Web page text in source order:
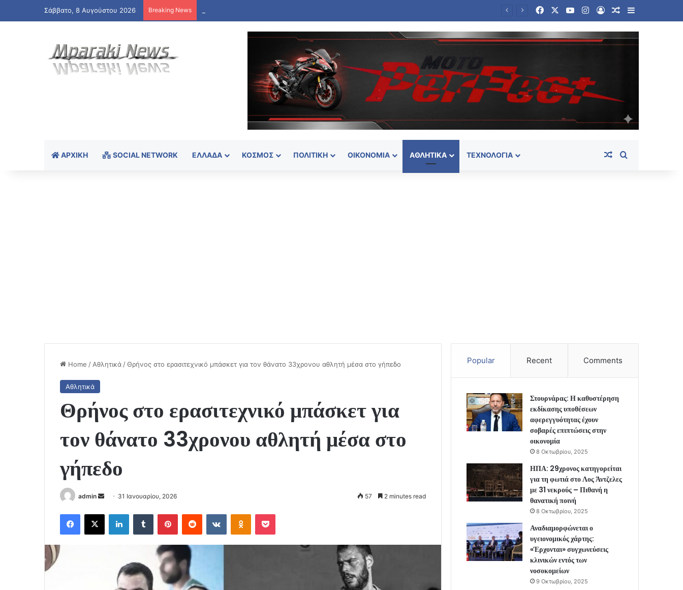
Σάββατο, 8 Αυγούστου 2026 Breaking News FacebookYouTubeInstagram
Log InRandom Article
Sidebar
ΑΡΧΙΚΉ SOCIAL NETWORK ΕΛΛΆΔΑ ΚΌΣΜΟΣ ΠΟΛΙΤΙΚΉ ΟΙΚΟΝΟΜΊΑ ΑΘΛΗΤΙΚΆ ΤΕΧΝΟΛΟΓΊΑ Random Article
Home / Αθλητικά /Θρήνος στο ερασιτεχνικό μπάσκετ για τον θάνατο 33χρονου αθλητή μέσα στο γήπεδο
Αθλητικά
Θρήνος στο ερασιτεχνικό μπάσκετ για
τον θάνατο 33χρονου αθλητή μέσα στο
γήπεδο
admin
Send
email
31 Ιανουαρίου, 2026 57 2 minutes read
Facebook
X LinkedInTumblr PinterestReddit VKontakteOdnoklassniki
Pocket
Popular Recent Comments
Στουρνάρας: Η καθυστέρηση
εκδίκασης υποθέσεων
αφερεγγυότητας έχουν
σοβαρές επιπτώσεις στην
οικονομία
8 Οκτωβρίου, 2025
ΗΠΑ: 29χρονος κατηγορείται
για τη φωτιά στο Λος Άντζελες
με 31 νεκρούς – Πιθανή η
θανατική ποινή
8 Οκτωβρίου, 2025
Αναδιαμορφώνεται ο
υγειονομικός χάρτης:
«Έρχονται» συγχωνεύσεις
κλινικών εντός των
νοσοκομείων
9 Οκτωβρίου, 2025